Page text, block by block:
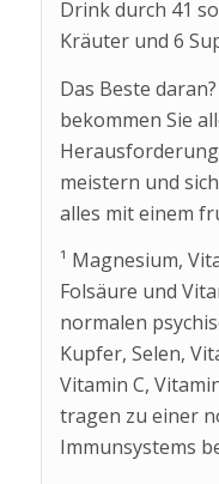
Drink durch 41
Kräuter und 6
Das Beste
bekommen Sie
meistern und
alles mit einem
¹ Magnesium,
Folsäure und
normalen
Kupfer, Selen,
Vitamin C,
tragen zu einer
Immunsystems